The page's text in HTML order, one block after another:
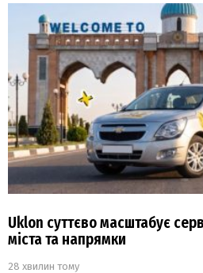
Uklon суттєво масштабує
міста та напрямки
28 хвилин тому